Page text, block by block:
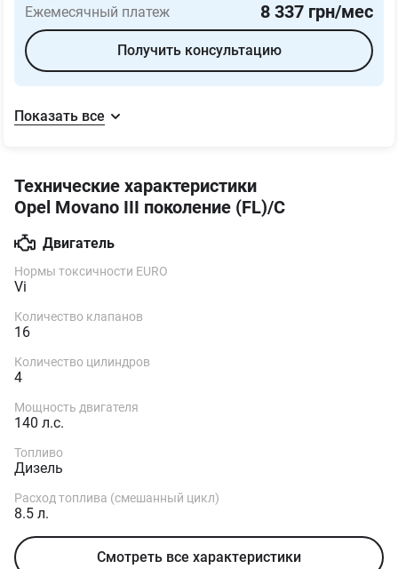
Ежемесячный платеж 8 337 грн/мес
Получить консультацию
Показать все
Технические характеристики
Opel Movano III поколение (FL)/C
Двигатель
Нормы токсичности EURO
Vi
Количество клапанов
16
Количество цилиндров
4
Мощность двигателя
140 л.с.
Топливо
Дизель
Расход топлива (смешанный цикл)
8.5 л.
Смотреть все характеристики